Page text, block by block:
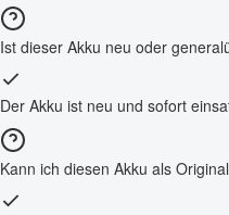
Ist dieser Akku neu oder
Der Akku ist neu und sofort
Kann ich diesen Akku als